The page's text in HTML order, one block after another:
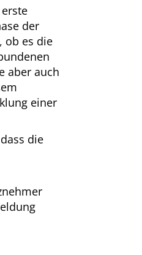
der
ob es die
aber auch
einer
die